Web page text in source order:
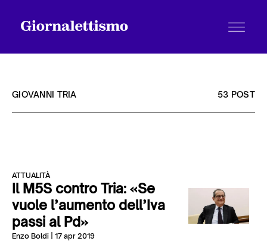
Chi siamo
Contatti
GIOVANNI TRIA 53 POST
ATTUALITÀ
Il M5S contro Tria: «Se
vuole l’aumento dell’Iva
passi al Pd»
Enzo Boldi | 17 apr 2019